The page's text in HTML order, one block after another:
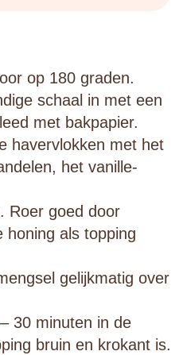
op 180 graden.
schaal in met een
met bakpapier.
havervlokken met het
het vanille-
Roer goed door
honing als topping
gelijkmatig over
30 minuten in de
bruin en krokant is.